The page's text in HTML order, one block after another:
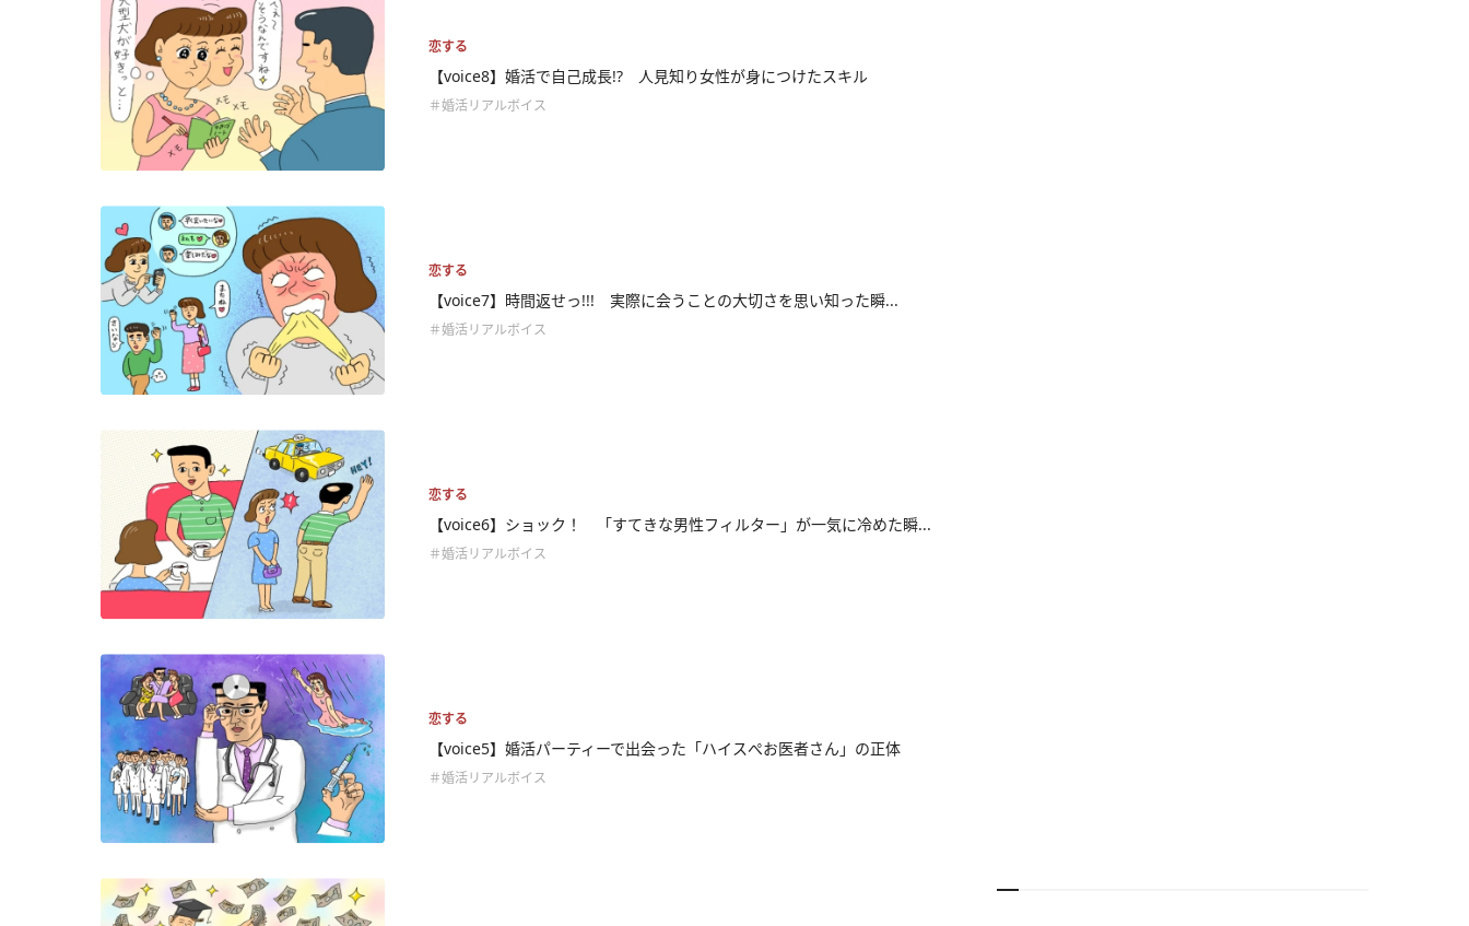
恋する
【voice8】婚活で自己成長!? 人見知り女性が身につけたスキル
＃婚活リアルボイス
恋する
【voice7】時間返せっ!!! 実際に会うことの大切さを思い知った瞬...
＃婚活リアルボイス
恋する
【voice6】ショック！ 「すてきな男性フィルター」が一気に冷めた瞬...
＃婚活リアルボイス
恋する
【voice5】婚活パーティーで出会った「ハイスぺお医者さん」の正体
＃婚活リアルボイス